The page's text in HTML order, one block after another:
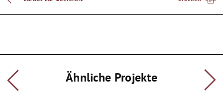
Zierbuchstaben - Wortcollagen - Zeitungsstadt -
Buchstabenfiguren - Stoffbuchstabe
Ähnliche Projekte